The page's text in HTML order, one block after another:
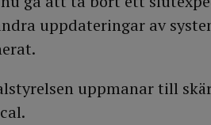
uppdateringar av
uppmanar till